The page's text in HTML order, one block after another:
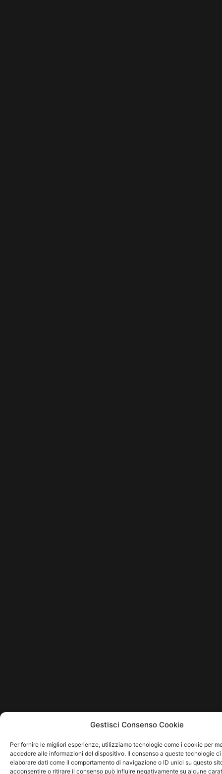
Gestisci Consenso Cookie
Per fornire le migliori esperienze, utilizziamo tecnologie come i cookie per
accedere alle informazioni del dispositivo. Il consenso a queste tecnologie
elaborare dati come il comportamento di navigazione o ID unici su questo
acconsentire o ritirare il consenso può influire negativamente su alcune